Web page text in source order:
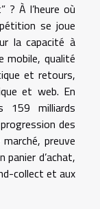
? À l’heure où
se joue
la capacité à
mobile, qualité
et retours,
et web. En
159 milliards
des
preuve
panier d’achat,
collect et aux